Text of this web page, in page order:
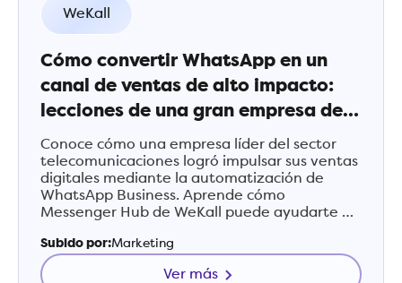
WeKall
Cómo convertir WhatsApp en un
canal de ventas de alto impacto:
lecciones de una gran empresa de
telecomunicaciones
Conoce cómo una empresa líder del sector
telecomunicaciones logró impulsar sus ventas
digitales mediante la automatización de
WhatsApp Business. Aprende cómo
Messenger Hub de WeKall puede ayudarte a
comerciales.
Subido por:Marketing
Ver más